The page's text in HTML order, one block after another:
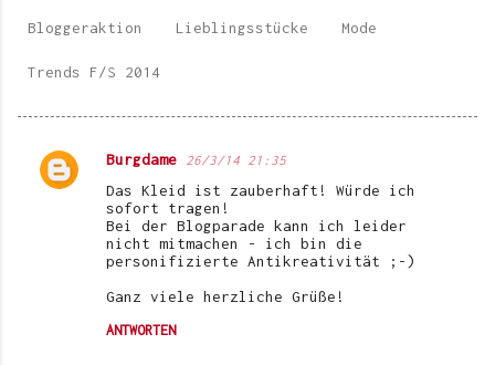
Bloggeraktion Lieblingsstücke Mode
Trends F/S 2014
K
Burgdame 26/3/14 21:35
Das Kleid ist zauberhaft! Würde ich
sofort tragen!
Bei der Blogparade kann ich leider
nicht mitmachen - ich bin die
personifizierte Antikreativität ;-)
Ganz viele herzliche Grüße!
ANTWORTEN